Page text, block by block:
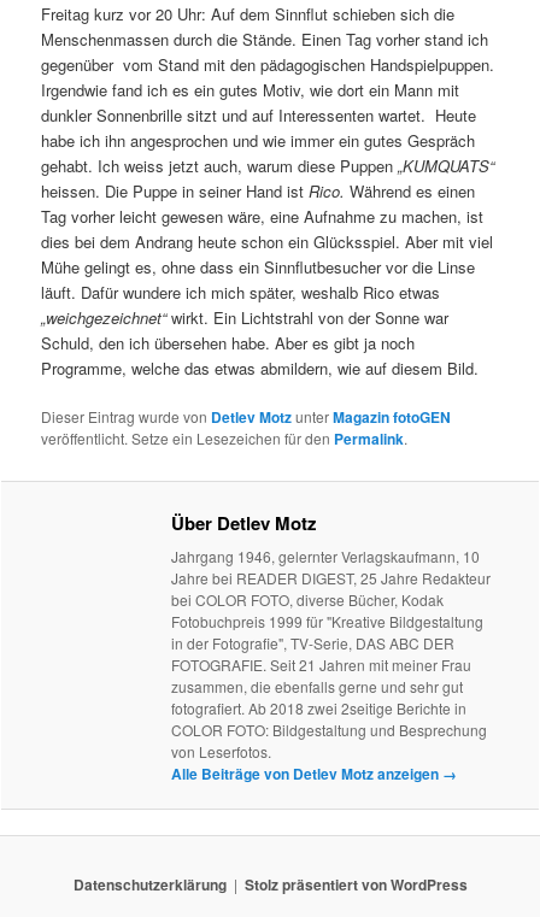
Freitag kurz vor 20 Uhr: Auf dem Sinnflut schieben sich die
Menschenmassen durch die Stände. Einen Tag vorher stand ich
gegenüber vom Stand mit den pädagogischen Handspielpuppen.
Irgendwie fand ich es ein gutes Motiv, wie dort ein Mann mit
dunkler Sonnenbrille sitzt und auf Interessenten wartet. Heute
habe ich ihn angesprochen und wie immer ein gutes Gespräch
gehabt. Ich weiss jetzt auch, warum diese Puppen „KUMQUATS“
heissen. Die Puppe in seiner Hand istRico. Während es einen
Tag vorher leicht gewesen wäre, eine Aufnahme zu machen, ist
dies bei dem Andrang heute schon ein Glücksspiel. Aber mit viel
Mühe gelingt es, ohne dass ein Sinnflutbesucher vor die Linse
läuft. Dafür wundere ich mich später, weshalb Rico etwas
„weichgezeichnet“wirkt. Ein Lichtstrahl von der Sonne war
Schuld, den ich übersehen habe. Aber es gibt ja noch
Programme, welche das etwas abmildern, wie auf diesem Bild.
Dieser Eintrag wurde von Detlev MotzunterMagazin fotoGEN
veröffentlicht. Setze ein Lesezeichen für den Permalink.
Über Detlev Motz
Jahrgang 1946, gelernter Verlagskaufmann, 10
Jahre bei READER DIGEST, 25 Jahre Redakteur
bei COLOR FOTO, diverse Bücher, Kodak
Fotobuchpreis 1999 für "Kreative Bildgestaltung
in der Fotografie", TV-Serie, DAS ABC DER
FOTOGRAFIE. Seit 21 Jahren mit meiner Frau
zusammen, die ebenfalls gerne und sehr gut
fotografiert. Ab 2018 zwei 2seitige Berichte in
COLOR FOTO: Bildgestaltung und Besprechung
von Leserfotos.
Alle Beiträge von Detlev Motz anzeigen →
Datenschutzerklärung Stolz präsentiert von WordPress